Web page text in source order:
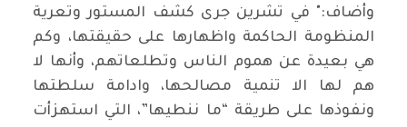
وأضاف:" في تشرين جرى كشف المستور وتعرية
المنظومة الحاكمة واظهارها على حقيقتها، وكم
هي بعيدة عن هموم الناس وتطلعاتهم، وأنها لا
هم لها الا تنمية مصالحها، وادامة سلطتها
ونفوذها على طريقة “ما ننطيها”، التي استهزأت